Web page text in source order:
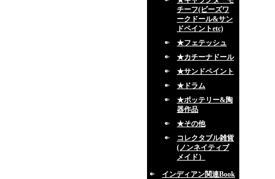
チーフ(ビーズワ
ークドール&サン
ドペイントetc)
★フェテッシュ
★カチーナドール
★サンドペイント
★ドラム
★ポッテリー&陶
器作品
★その他
コレクタブル雑貨
(ノンネイティブ
メイド）
インディアン関連Book